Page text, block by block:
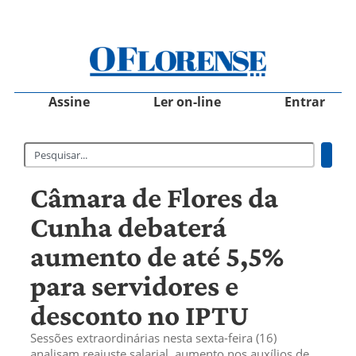
Assine Ler on-line Entrar
Câmara de Flores da
Cunha debaterá
aumento de até 5,5%
para servidores e
desconto no IPTU
Sessões extraordinárias nesta sexta-feira (16)